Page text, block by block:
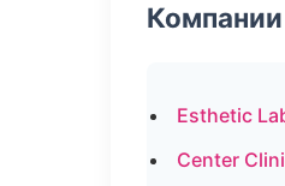
Esthetic
Center